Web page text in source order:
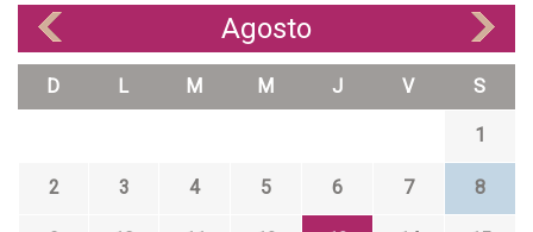
Agosto
D L M M J V S
1
2 3 4 5 6 7 8